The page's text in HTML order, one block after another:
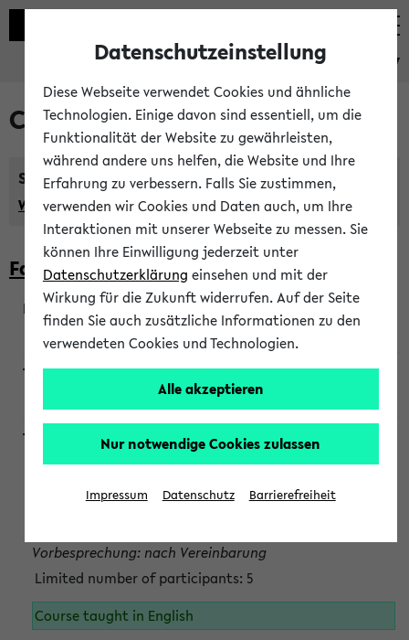
eKVV
Courses taught in English
Semester:
WiSe 2026/2027 SoSe 2026 Previous...
Faculty of Biology
200923
Wendisch, Peters-Wendisch, Stegelmann
Projektmodul "Bakterielle Biotechnologie"
Persönliche Anmeldung beim Veranstalter ist unbedingt
Vorbesprechung: nach Vereinbarung
Limited number of participants: 5
Course taught in English
Datenschutzeinstellung
Diese Webseite verwendet Cookies und ähnliche
Technologien. Einige davon sind essentiell, um die
Funktionalität der Website zu gewährleisten,
während andere uns helfen, die Website und Ihre
Erfahrung zu verbessern. Falls Sie zustimmen,
verwenden wir Cookies und Daten auch, um Ihre
Interaktionen mit unserer Webseite zu messen. Sie
können Ihre Einwilligung jederzeit unter
Datenschutzerklärung einsehen und mit der
Wirkung für die Zukunft widerrufen. Auf der Seite
finden Sie auch zusätzliche Informationen zu den
verwendeten Cookies und Technologien.
Alle akzeptieren
Nur notwendige Cookies zulassen
Impressum Datenschutz Barrierefreiheit